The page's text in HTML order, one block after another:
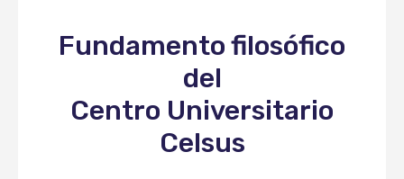
Fundamento filosófico
del
Centro Universitario
Celsus